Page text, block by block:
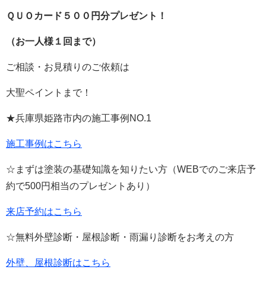
ＱＵＯカード５００円分プレゼント！
（お一人様１回まで）
ご相談・お見積りのご依頼は
大聖ペイントまで！
★兵庫県姫路市内の施工事例 NO.1
施工事例はこちら
☆まずは塗装の基礎知識を知りたい方（WEBでのご来店予
約で500円相当のプレゼントあり）
来店予約はこちら
☆無料外壁診断・屋根診断・雨漏り診断をお考えの方
外壁、屋根診断はこちら